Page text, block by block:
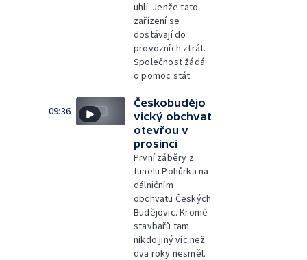
uhlí. Jenže tato
zařízení se
dostávají do
provozních ztrát.
Společnost žádá
o pomoc stát.
09:36
Českobudějo
vický obchvat
otevřou v
prosinci
První záběry z
tunelu Pohůrka na
dálničním
obchvatu Českých
Budějovic. Kromě
stavbařů tam
nikdo jiný víc než
dva roky nesměl.